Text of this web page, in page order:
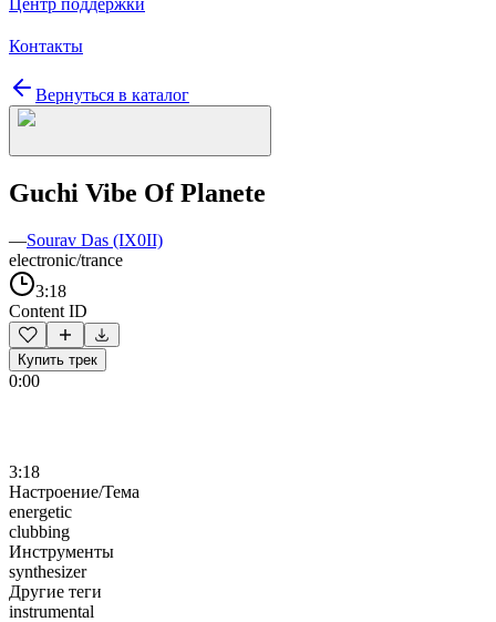
Центр поддержки
Контакты
Вернуться в каталог
Guchi Vibe Of Planete
—Sourav Das (IX0II)
electronic/trance
3:18
Content ID
Купить трек
0:00
3:18
Настроение/Тема
energetic
clubbing
Инструменты
synthesizer
Другие теги
instrumental